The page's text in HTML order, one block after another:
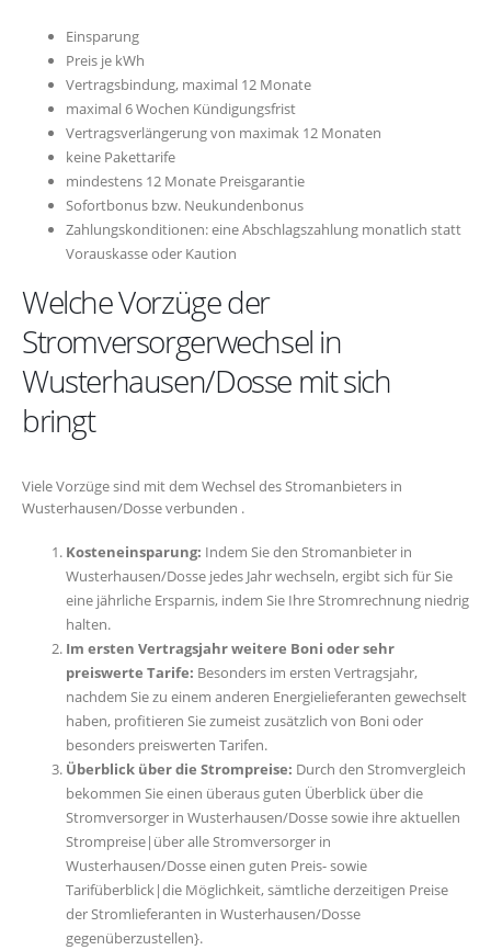
Einsparung
Preis je kWh
Vertragsbindung, maximal 12 Monate
maximal 6 Wochen Kündigungsfrist
Vertragsverlängerung von maximak 12 Monaten
keine Pakettarife
mindestens 12 Monate Preisgarantie
Sofortbonus bzw. Neukundenbonus
Zahlungskonditionen: eine Abschlagszahlung monatlich statt
Vorauskasse oder Kaution
Welche Vorzüge der
Stromversorgerwechsel in
Wusterhausen/Dosse mit sich
bringt
Viele Vorzüge sind mit dem Wechsel des Stromanbieters in
Wusterhausen/Dosse verbunden .
Kosteneinsparung: Indem Sie den Stromanbieter in
Wusterhausen/Dosse jedes Jahr wechseln, ergibt sich für Sie
eine jährliche Ersparnis, indem Sie Ihre Stromrechnung niedrig
halten.
Im ersten Vertragsjahr weitere Boni oder sehr
preiswerte Tarife: Besonders im ersten Vertragsjahr,
nachdem Sie zu einem anderen Energielieferanten gewechselt
haben, profitieren Sie zumeist zusätzlich von Boni oder
besonders preiswerten Tarifen.
Überblick über die Strompreise: Durch den Stromvergleich
bekommen Sie einen überaus guten Überblick über die
Stromversorger in Wusterhausen/Dosse sowie ihre aktuellen
Strompreise|über alle Stromversorger in
Wusterhausen/Dosse einen guten Preis- sowie
Tarifüberblick|die Möglichkeit, sämtliche derzeitigen Preise
der Stromlieferanten in Wusterhausen/Dosse
gegenüberzustellen}.